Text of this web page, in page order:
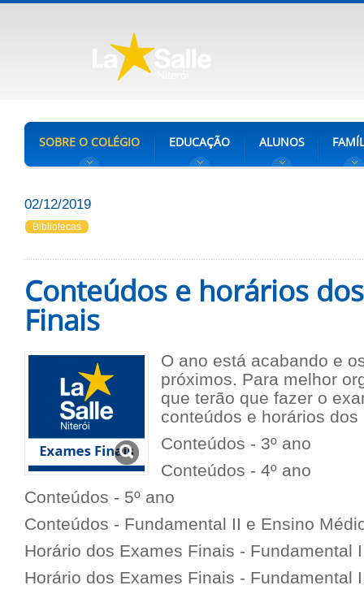
SOBRE O COLÉGIO EDUCAÇÃO ALUNOS
02/12/2019
Bibliotecas
Conteúdos e horários
Finais
O ano está acabando e
próximos. Para melhor
que terão que fazer o
conteúdos e horários
Conteúdos - 3º ano
Conteúdos - 4º ano
Conteúdos - 5º ano
Conteúdos - Fundamental II e Ensino
Horário dos Exames Finais - Fundamental I
Horário dos Exames Finais - Fundamental